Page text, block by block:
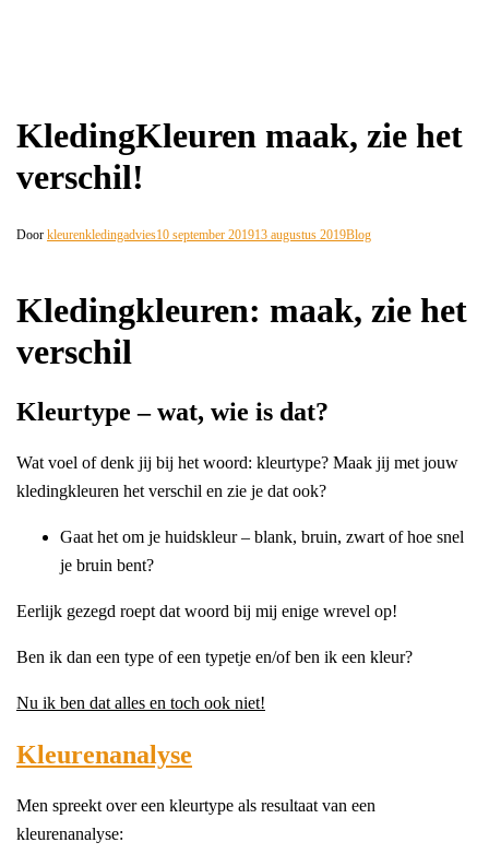
KledingKleuren maak, zie het
verschil!
Door kleurenkledingadvies10 september 201913 augustus 2019Blog
Kledingkleuren: maak, zie het
verschil
Kleurtype – wat, wie is dat?
Wat voel of denk jij bij het woord: kleurtype? Maak jij met jouw
kledingkleuren het verschil en zie je dat ook?
Gaat het om je huidskleur – blank, bruin, zwart of hoe snel
je bruin bent?
Eerlijk gezegd roept dat woord bij mij enige wrevel op!
Ben ik dan een type of een typetje en/of ben ik een kleur?
Nu ik ben dat alles en toch ook niet!
Kleurenanalyse
Men spreekt over een kleurtype als resultaat van een
kleurenanalyse: